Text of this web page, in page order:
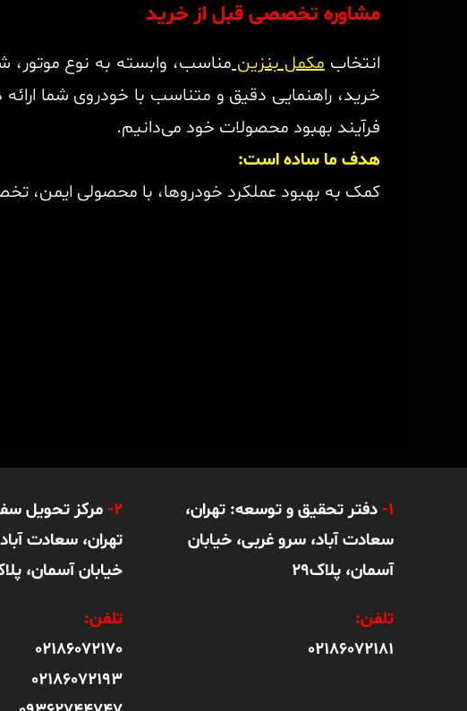
مشاوره تخصصی قبل از خرید
انتخابمکمل بنزینمناسب، وابسته به نوع
خرید، راهنمایی دقیق و متناسب با خودروی شما
فرآیند بهبود محصولات خود می‌دانیم.
هدف ما ساده است:
کمک به بهبود عملکرد خودروها، با محصولی ایمن،
1- دفتر تحقیق و توسعه: تهران،
سعادت آباد، سرو غربی، خیابان
آسمان، پلاک29
تلفن:
02186072181
2- مرکز تحویل
تهران، سعادت
خیابان آسمان،
تلفن:
02186072170
02186072193